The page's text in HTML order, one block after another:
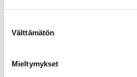
valinta
Välttämätön
Mieltymykset
pukuhuoneisiin.
eväät mukana. Urheiluhallin
syötävää.